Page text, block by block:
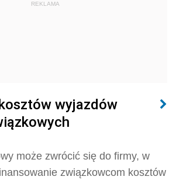
REKLAMA
wyjazdów
może zwrócić się do firmy, w
związkowcom kosztów